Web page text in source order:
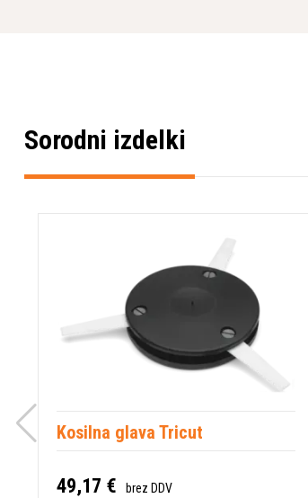
Sorodni izdelki
Kosilna glava Tricut
49,17 € brez DDV